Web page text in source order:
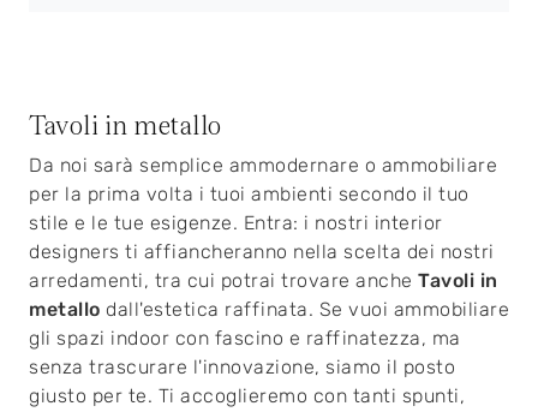
Tavoli in metallo
Da noi sarà semplice ammodernare o ammobiliare
per la prima volta i tuoi ambienti secondo il tuo
stile e le tue esigenze. Entra: i nostri interior
designers ti affiancheranno nella scelta dei nostri
arredamenti, tra cui potrai trovare anche Tavoli in
metallo dall'estetica raffinata. Se vuoi ammobiliare
gli spazi indoor con fascino e raffinatezza, ma
senza trascurare l'innovazione, siamo il posto
giusto per te. Ti accoglieremo con tanti spunti,